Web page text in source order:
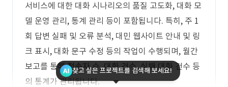
서비스에 대한 대화 시나리오의 품질 고도화, 대화 모
델 운영 관리, 통계 관리 등이 포함됩니다. 특히, 주 1
회 답변 실패 및 오류 분석, 대민 웹사이트 안내 및 링
크 표시, 대화 문구 수정 등의 작업이 수행되며, 월간
보고를 통해 접속자 수, 대화 건수, 실패 대화 건수 등
의 통계가 관리됩니다.
찾고 싶은 프로젝트를 검색해 보세요!